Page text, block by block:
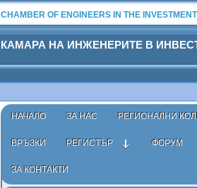
CHAMBER OF ENGINEERS IN THE
КАМАРА НА ИНЖЕНЕРИТЕ В
НАЧАЛО ЗА НАС РЕГИОНАЛНИ
ВРЪЗКИ РЕГИСТЪР ФОРУМ
ЗА КОНТАКТИ
Начало› Актуално